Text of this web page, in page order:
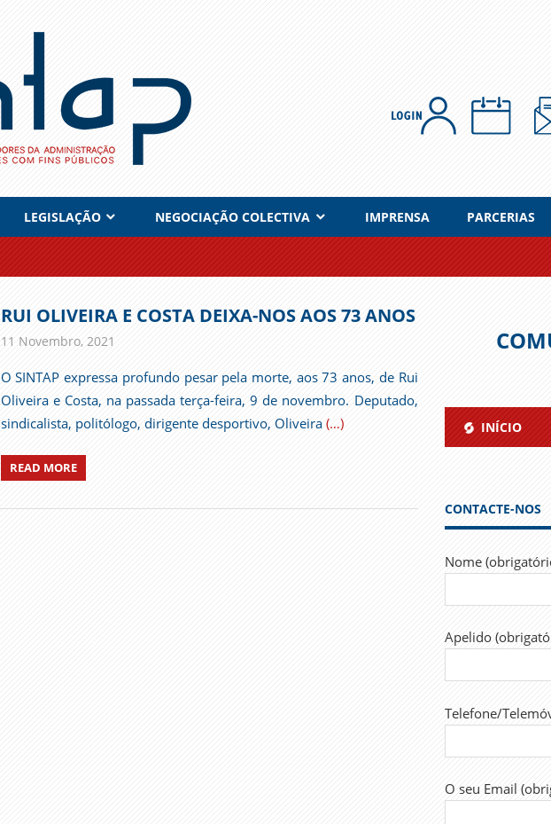
LEGISLAÇÃO NEGOCIAÇÃO COLECTIVA IMPRENSA PARCERIAS
RUI OLIVEIRA E COSTA DEIXA-NOS AOS 73 ANOS
11 Novembro, 2021
O SINTAP expressa profundo pesar pela morte, aos 73 anos, de Rui
Oliveira e Costa, na passada terça-feira, 9 de novembro. Deputado,
sindicalista, politólogo, dirigente desportivo, Oliveira (…)
READ MORE
INÍCIO
CONTACTE-NOS
Nome
Apelido
Telefone/
O seu Email